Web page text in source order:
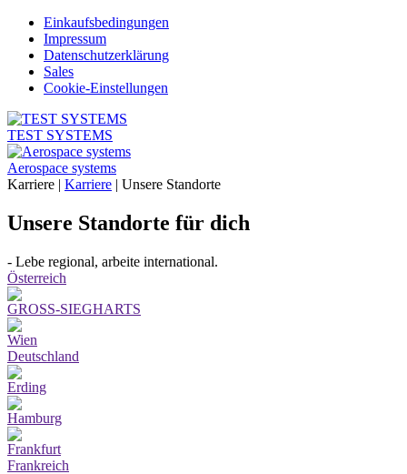
Einkaufsbedingungen
Impressum
Datenschutzerklärung
Sales
Cookie-Einstellungen
TEST SYSTEMS
Aerospace systems
Karriere | Karriere | Unsere Standorte
Unsere Standorte für dich
- Lebe regional, arbeite international.
Österreich
GROSS-SIEGHARTS
Wien
Deutschland
Erding
Hamburg
Frankfurt
Frankreich